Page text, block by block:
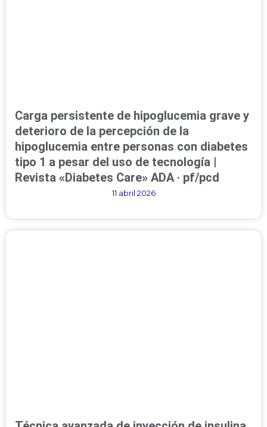
Carga persistente de hipoglucemia grave y
deterioro de la percepción de la
hipoglucemia entre personas con diabetes
tipo 1 a pesar del uso de tecnología |
Revista «Diabetes Care» ADA · pf/pcd
11 abril 2026